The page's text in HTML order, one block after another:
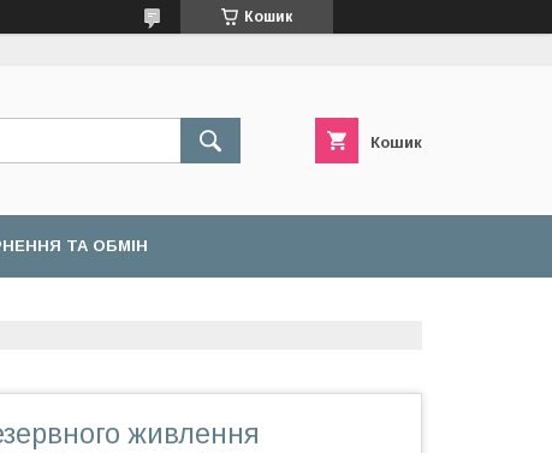
Кошик
Кошик
ТА ОБМІН
живлення